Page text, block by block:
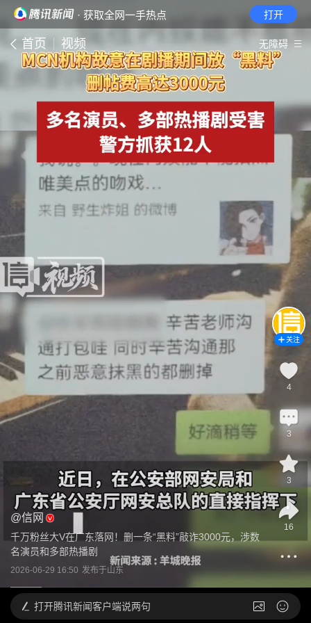
· 获取全网一手热点 打开
首页 视频 无障碍
@信网
千万粉丝大V在广东落网！删一条“黑料”敲诈3000元，涉数
名演员和多部热播剧
2026-06-29 16:50 发布于山东
关注
4
3
3
16
打开腾讯新闻客户端说两句